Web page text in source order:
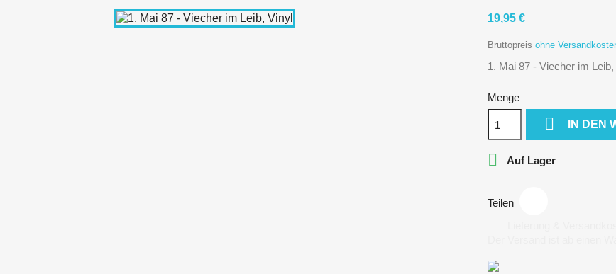
19,95 €
Bruttopreis ohne
1. Mai 87 - Viecher im
Menge
 IN DEN
 Auf Lager
Teilen